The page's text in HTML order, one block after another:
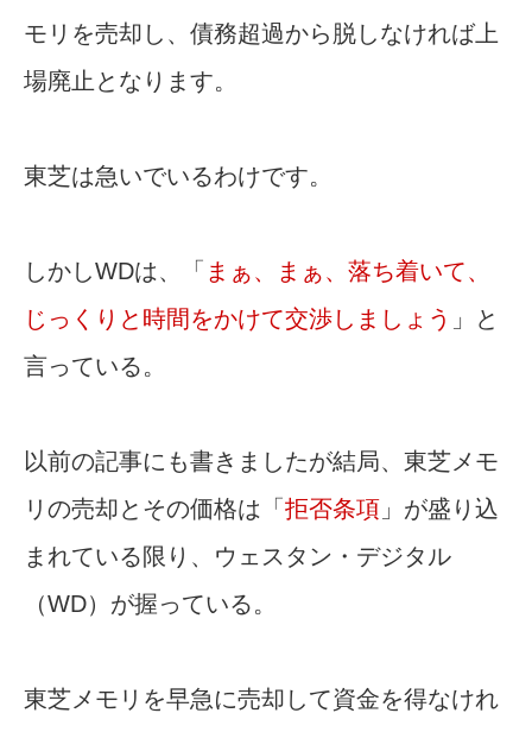
モリを売却し、債務超過から脱しなければ上
場廃止となります。
東芝は急いでいるわけです。
しかしWDは、「 まぁ、まぁ、落ち着いて、
じっくりと時間をかけて交渉しましょう 」と
言っている。
以前の記事にも書きましたが結局、東芝メモ
リの売却とその価格は「 拒否条項 」が盛り込
まれている限り、ウェスタン・デジタル
（WD）が握っている。
東芝メモリを早急に売却して資金を得なけれ